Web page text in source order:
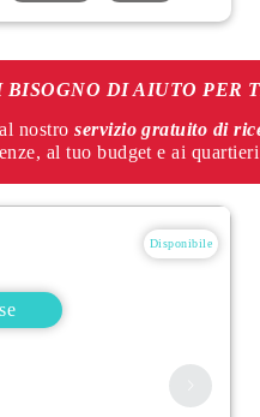
BISOGNO DI AIUTO PER
nostroservizio gratuito di
al tuo budget e ai
Disponibile